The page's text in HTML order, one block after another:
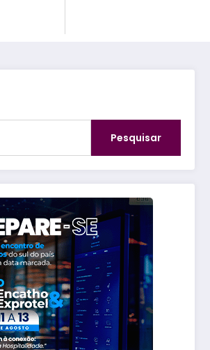
Pesquisar